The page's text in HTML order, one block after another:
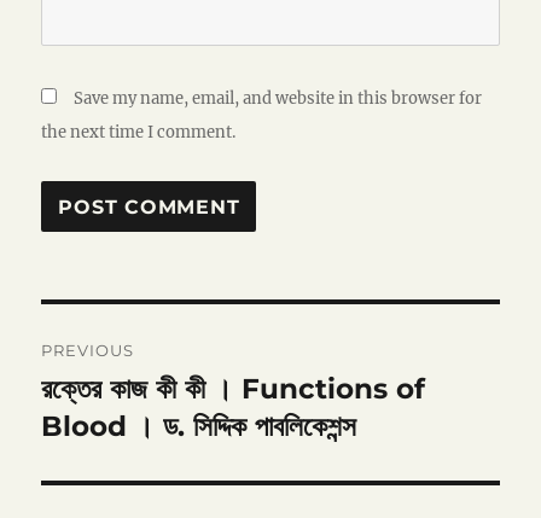
Save my name, email, and website in this browser for
the next time I comment.
navigation
PREVIOUS
Previous
post:
রক্তের কাজ কী কী । Functions of
Blood । ড. সিদ্দিক পাবলিকেশন্স